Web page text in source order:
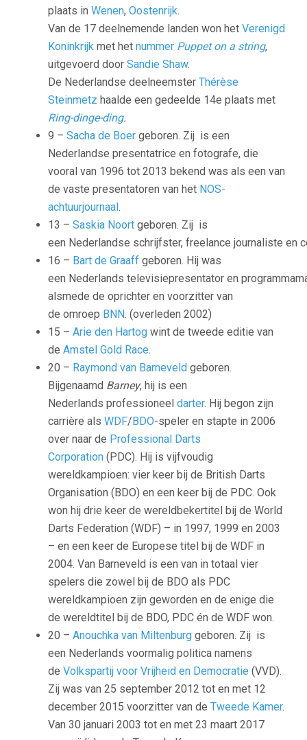
plaats in Wenen, Oostenrijk.
Van de 17 deelnemende landen won het Verenigd
Koninkrijk met het nummer Puppet on a string,
uitgevoerd door Sandie Shaw.
De Nederlandse deelneemster Thérèse
Steinmetz haalde een gedeelde 14e plaats met
Ring-dinge-ding.
9 – Sacha de Boer geboren. Zij is een
Nederlandse presentatrice en fotografe, die
vooral van 1996 tot 2013 bekend was als een van
de vaste presentatoren van het NOS-
achtuurjournaal.
13 – Saskia Noort geboren. Zij is
een Nederlandse schrijfster, freelance journaliste en
16 – Bart de Graaff geboren. Hij was
een Nederlands televisiepresentator en
alsmede de oprichter en voorzitter van
de omroep BNN. (overleden 2002)
15 – Arie den Hartog wint de tweede editie van
de Amstel Gold Race.
20 – Raymond van Barneveld geboren.
Bijgenaamd Barney, hij is een
Nederlands professioneel darter. Hij begon zijn
carrière als WDF/BDO-speler en stapte in 2006
over naar de Professional Darts
Corporation (PDC). Hij is vijfvoudig
wereldkampioen: vier keer bij de British Darts
Organisation (BDO) en een keer bij de PDC. Ook
won hij drie keer de wereldbekertitel bij de World
Darts Federation (WDF) – in 1997, 1999 en 2003
– en een keer de Europese titel bij de WDF in
2004. Van Barneveld is een van in totaal vier
spelers die zowel bij de BDO als PDC
wereldkampioen zijn geworden en de enige die
de wereldtitel bij de BDO, PDC én de WDF won.
20 – Anouchka van Miltenburg geboren. Zij is
een Nederlands voormalig politica namens
de Volkspartij voor Vrijheid en Democratie (VVD).
Zij was van 25 september 2012 tot en met 12
december 2015 voorzitter van de Tweede Kamer.
Van 30 januari 2003 tot en met 23 maart 2017